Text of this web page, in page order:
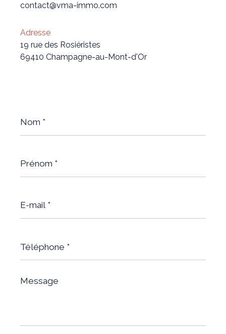
contact@vma-immo.com
Adresse
19 rue des Rosiéristes
69410 Champagne-au-Mont-d'Or
*
*
mail
*
*
Message
*